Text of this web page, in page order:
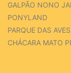
GALPÃO NONO
PONYLAND
PARQUE DAS AVES
CHÁCARA MATO